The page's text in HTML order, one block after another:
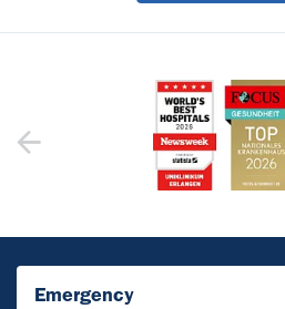
Emergency